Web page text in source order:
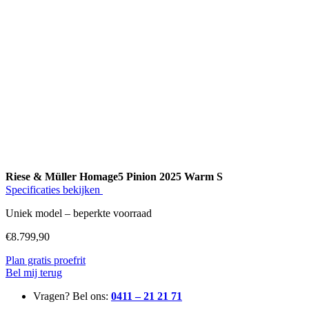
Riese & Müller Homage5 Pinion 2025 Warm S
Specificaties bekijken
Uniek model – beperkte voorraad
€8.799,90
Plan gratis proefrit
Bel mij terug
Vragen? Bel ons: 0411 – 21 21 71